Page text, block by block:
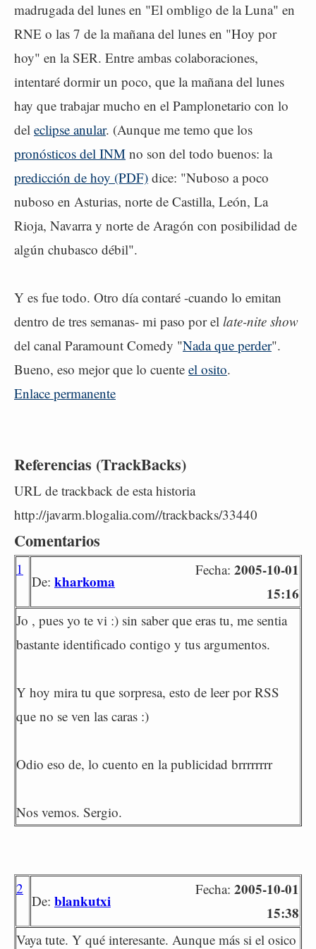
madrugada del lunes en "El ombligo de la Luna" en
RNE o las 7 de la mañana del lunes en "Hoy por
hoy" en la SER. Entre ambas colaboraciones,
intentaré dormir un poco, que la mañana del lunes
hay que trabajar mucho en el Pamplonetario con lo
del eclipse anular. (Aunque me temo que los
pronósticos del INM no son del todo buenos: la
predicción de hoy (PDF) dice: "Nuboso a poco
nuboso en Asturias, norte de Castilla, León, La
Rioja, Navarra y norte de Aragón con posibilidad de
algún chubasco débil".
Y es fue todo. Otro día contaré -cuando lo emitan
dentro de tres semanas- mi paso por el late-nite show
del canal Paramount Comedy "Nada que perder".
Bueno, eso mejor que lo cuente el osito.
Enlace permanente
Referencias (TrackBacks)
URL de trackback de esta historia
http://javarm.blogalia.com//trackbacks/33440
Comentarios
1
De: kharkoma
Fecha: 2005-10-01
15:16
Jo , pues yo te vi :) sin saber que eras tu, me sentia
bastante identificado contigo y tus argumentos.
Y hoy mira tu que sorpresa, esto de leer por RSS
que no se ven las caras :)
Odio eso de, lo cuento en la publicidad brrrrrrrr
Nos vemos. Sergio.
2
De: blankutxi
Fecha: 2005-10-01
15:38
Vaya tute. Y qué interesante. Aunque más si el osico